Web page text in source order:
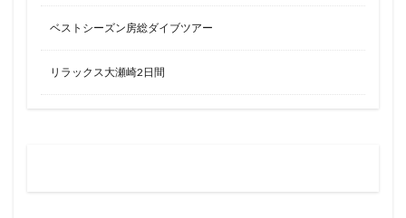
ベストシーズン房総ダイブツアー
リラックス大瀬崎2日間